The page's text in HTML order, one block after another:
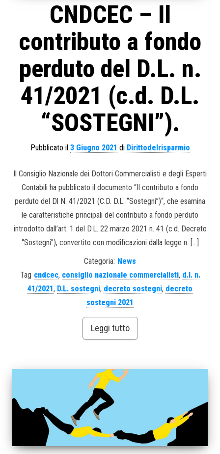
CNDCEC – Il
contributo a fondo
perduto del D.L. n.
41/2021 (c.d. D.L.
“SOSTEGNI”).
Pubblicato il 3 Giugno 2021 di Dirittodelrisparmio
Il Consiglio Nazionale dei Dottori Commercialisti e degli Esperti
Contabili ha pubblicato il documento “Il contributo a fondo
perduto del Dl N. 41/2021 (C.D. D.L. “Sostegni”)“, che esamina
le caratteristiche principali del contributo a fondo perduto
introdotto dall’art. 1 del D.L. 22 marzo 2021 n. 41 (c.d. Decreto
“Sostegni”), convertito con modificazioni dalla legge n. […]
Categoria: News
Tag cndcec, consiglio nazionale commercialisti, d.l. n.
41/2021, D.L. sostegni, decreto sostegni, decreto
sostegni 2021
Leggi tutto